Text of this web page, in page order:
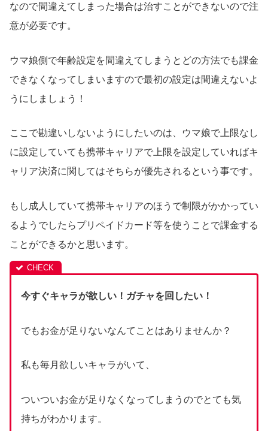
なので間違えてしまった場合は治すことができないので注
意が必要です。
ウマ娘側で年齢設定を間違えてしまうとどの方法でも課金
できなくなってしまいますので最初の設定は間違えないよ
うにしましょう！
ここで勘違いしないようにしたいのは、ウマ娘で上限なし
に設定していても携帯キャリアで上限を設定していればキ
ャリア決済に関してはそちらが優先されるという事です。
もし成人していて携帯キャリアのほうで制限がかかってい
るようでしたらプリペイドカード等を使うことで課金する
ことができるかと思います。
今すぐキャラが欲しい！ガチャを回したい！
でもお金が足りないなんてことはありませんか？
私も毎月欲しいキャラがいて、
ついついお金が足りなくなってしまうのでとても気
持ちがわかります。